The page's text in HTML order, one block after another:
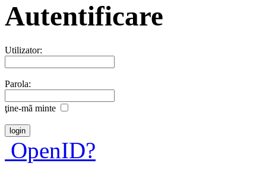
Autentificare
Utilizator:
Parola:
ţine-mã minte
OpenID?